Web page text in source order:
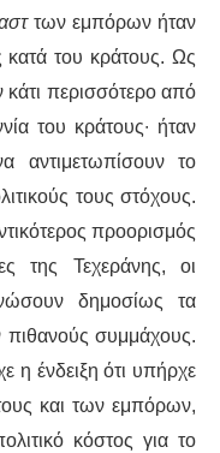
των εμπόρων ήταν
κατά του κράτους. Ως
κάτι περισσότερο από
του κράτους∙ ήταν
αντιμετωπίσουν το
τους στόχους.
προορισμός
της Τεχεράνης, οι
δημοσίως τα
πιθανούς συμμάχους.
η ένδειξη ότι υπήρχε
και των εμπόρων,
κόστος για το